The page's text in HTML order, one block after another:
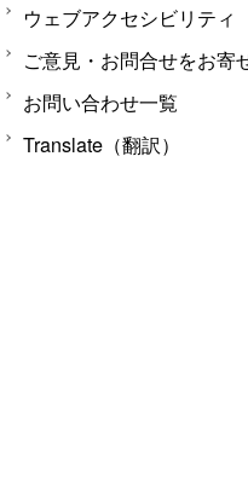
ウェブアクセシビリティ
ご意見・お問合せをお寄
お問い合わせ一覧
Translate（翻訳）